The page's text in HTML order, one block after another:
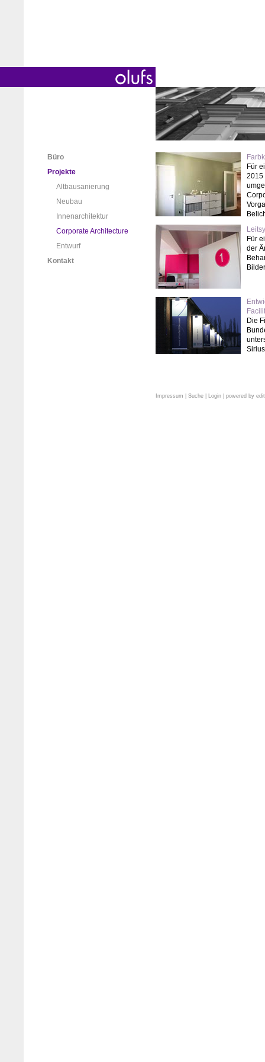
Büro
Projekte
Altbausanierung
Neubau
Innenarchitektur
Corporate Architecture
Entwurf
Kontakt
Für
2015
Für
der
Die
Impressum Suche Login | powered by